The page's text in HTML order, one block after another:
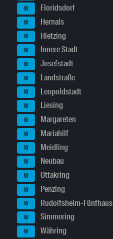
W Floridsdorf
W Hernals
W Hietzing
W Innere Stadt
W Josefstadt
W Landstraße
W Leopoldstadt
W Liesing
W Margareten
W Mariahilf
W Meidling
W Neubau
W Ottakring
W Penzing
W Rudolfsheim-Fünfhaus
W Simmering
W Währing